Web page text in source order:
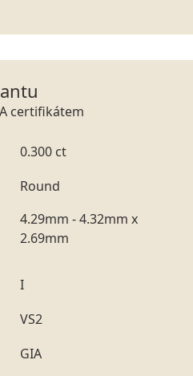
certifikátem
0.300 ct
Round
4.29mm - 4.32mm x
2.69mm
I
VS2
GIA